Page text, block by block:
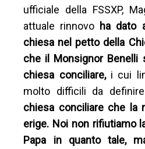
ufficiale della FSSXP,
attuale rinnovo ha dato
chiesa nel petto della
che il Monsignor Benelli
chiesa conciliare, i cui
molto difficili da
chiesa conciliare che la
erige. Noi non rifiutiamo
Papa in quanto tale,